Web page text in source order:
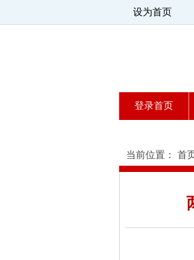
设为首页
登录首页
当前位置： 首